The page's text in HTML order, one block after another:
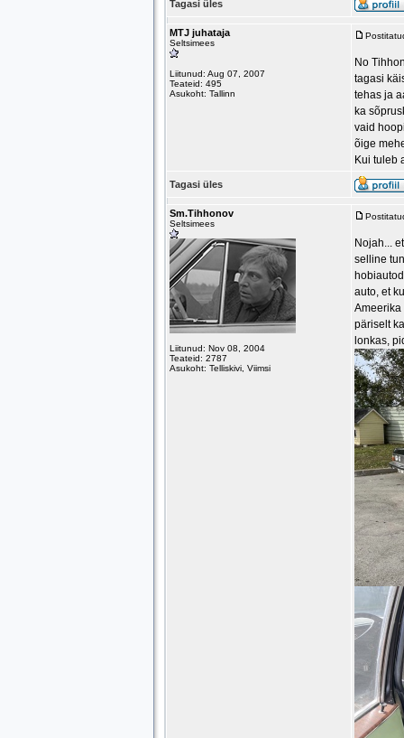
Tagasi üles
MTJ juhataja
Seltsimees
Liitunud: Aug 07, 2007
Teateid: 495
Asukoht: Tallinn
No
tagasi
tehas ja
ka
vaid
õige
Kui tuleb
Tagasi üles
Sm.Tihhonov
Seltsimees
Liitunud: Nov 08, 2004
Teateid: 2787
Asukoht: Telliskivi, Viimsi
Nojah...
selline
auto, et
päriselt
lonkas,